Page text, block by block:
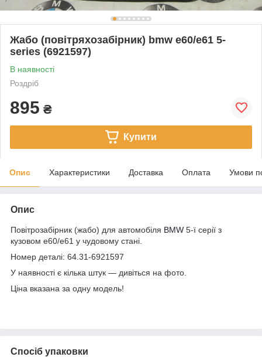
Жабо (повітряхозабірник) bmw e60/e61 5-
series (6921597)
В наявності
Роздріб
895 ₴
Купити
Опис Характеристики Доставка Оплата Умови
Опис
Повітрозабірник (жабо) для автомобіля BMW 5-ї серії з
кузовом e60/e61 у чудовому стані.
Номер деталі: 64.31-6921597
У наявності є кілька штук — дивіться на фото.
Ціна вказана за одну модель!
Спосіб упаковки